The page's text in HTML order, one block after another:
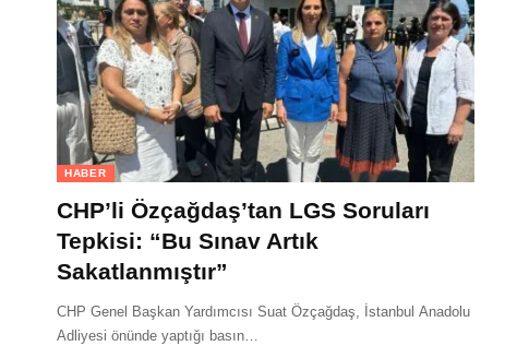
HABER
CHP’li Özçağdaş’tan LGS Soruları
Tepkisi: “Bu Sınav Artık
Sakatlanmıştır”
CHP Genel Başkan Yardımcısı Suat Özçağdaş, İstanbul Anadolu
Adliyesi önünde yaptığı basın…